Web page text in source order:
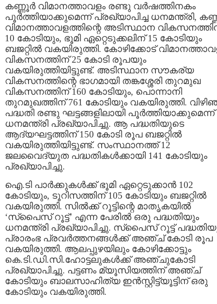
കണ്ണൂര്‍ വിമാനത്താവളം രണ്ടു വര്‍ഷത്തിനകം
പൂര്‍ത്തിയാക്കുമെന്ന് പ്രഖ്യാപിച്ച ധനമന്ത്രി,
വിമാനത്താവളത്തിന്റെ അടിസ്ഥാന
10 കോടിയും, ഭൂമി ഏറ്റെടുക്കലിന് 15 കോടിയും
ബജറ്റില്‍ വകയിരുത്തി. കോഴിക്കോട്
വികസനത്തിന് 25 കോടി രൂപയും
വകയിരുത്തിയിട്ടുണ്ട്. അടിസ്ഥാന സൗകര്യ
വികസനത്തിന്റെ ഭാഗമായി തങ്കശ്ശേരി തുറമുഖ
വികസനത്തിന് 160 കോടിയും, പൊന്നാനി
തുറമുഖത്തിന് 761 കോടിയും വകയിരുത്തി.
പദ്ധതി രണ്ടു ഘട്ടങ്ങളിലായി പൂര്‍ത്തിയാക്കുമെന്ന്
ധനമന്ത്രി പ്രഖ്യാപിച്ചു. ആ പദ്ധതിയുടെ
ആദ്യഘട്ടത്തിന് 150 കോടി രൂപ ബജറ്റില്‍
വകയിരുത്തിയിട്ടുണ്ട്. സംസ്ഥാനത്ത് 12
ജലവൈദ്യുത പദ്ധതികള്‍ക്കായി 141 കോടിയും
പ്രഖ്യാപിച്ചു.
ഐ.ടി പാര്‍ക്കുകള്‍ക്ക് ഭൂമി ഏറ്റെടുക്കാന്‍ 102
കോടിയും, ടൂറിസത്തിന് 105 കോടിയും ബജറ്റില്‍
വകയിരുത്തി. സില്‍ക്ക് റൂട്ടിന്റെ മാതൃകയില്‍
‘സ്‌പൈസ് റൂട്ട്’ എന്ന പേരില്‍ ഒരു പദ്ധതിയും
ധനമന്ത്രി പ്രഖ്യാപിച്ചു. സ്‌പൈസ് റൂട്ട്
പ്രാരംഭ പ്രവര്‍ത്തനങ്ങള്‍ക്ക് അഞ്ച് കോടി രൂപ
വകയിരുത്തി. ആലപ്പുഴയിലും കോഴിക്കോട്ടും
കെ.ടി.ഡി.സി.ഹോട്ടലുകള്‍ക്ക് അഞ്ചുകോടി
പ്രഖ്യാപിച്ചു. പട്ടണം മ്യൂസിയത്തിന് അഞ്ച്
കോടിയും ബാലസാഹിത്യ ഇന്‍സ്റ്റിട്ട്യൂട്ടിന് ഒരു
കോടിയും വകയിരുത്തി.